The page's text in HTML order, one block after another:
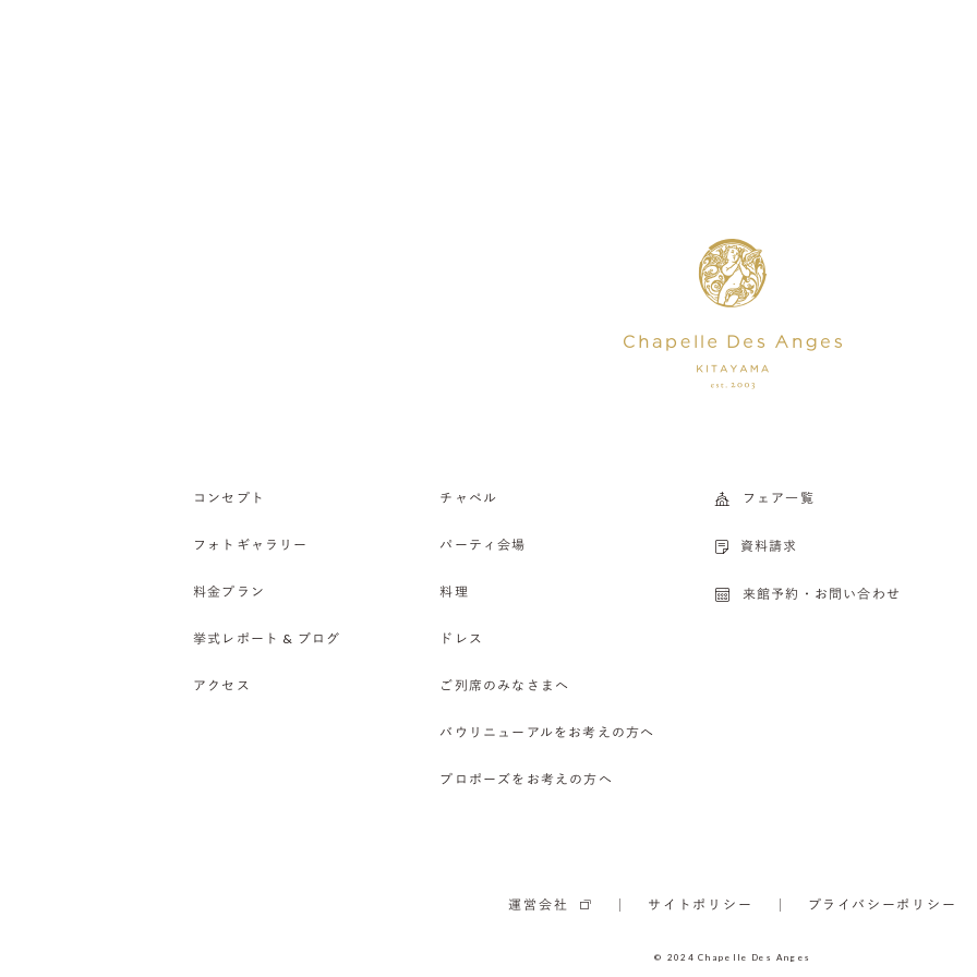
コンセプト
フォトギャラリー
料金プラン
挙式レポート & ブログ
アクセス
チャペル
パーティ会場
料理
ドレス
ご列席のみなさまへ
バウリニューアルをお考えの方へ
プロポーズをお考えの方へ
フェア一覧
資料請求
来館予約・お問い合わせ
運営会社 サイトポリシー プライバシーポリシー
© 2024 Chapelle Des Anges